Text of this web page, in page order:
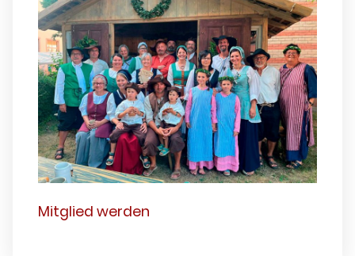
Mitglied werden